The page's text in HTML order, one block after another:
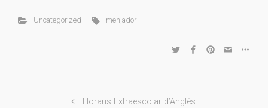
Uncategorized menjador
Horaris Extraescolar d’Anglès